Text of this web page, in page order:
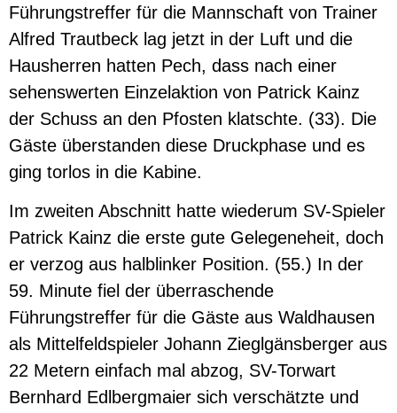
Führungstreffer für die Mannschaft von Trainer
Alfred Trautbeck lag jetzt in der Luft und die
Hausherren hatten Pech, dass nach einer
sehenswerten Einzelaktion von Patrick Kainz
der Schuss an den Pfosten klatschte. (33). Die
Gäste überstanden diese Druckphase und es
ging torlos in die Kabine.
Im zweiten Abschnitt hatte wiederum SV-Spieler
Patrick Kainz die erste gute Gelegeneheit, doch
er verzog aus halblinker Position. (55.) In der
59. Minute fiel der überraschende
Führungstreffer für die Gäste aus Waldhausen
als Mittelfeldspieler Johann Zieglgänsberger aus
22 Metern einfach mal abzog, SV-Torwart
Bernhard Edlbergmaier sich verschätzte und